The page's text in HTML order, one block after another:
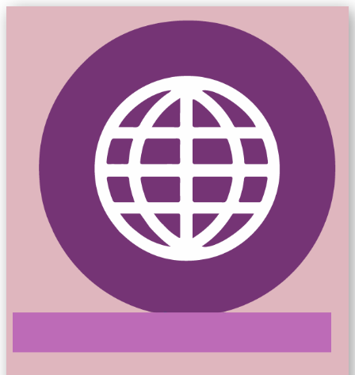
Mon-siteweb.ca